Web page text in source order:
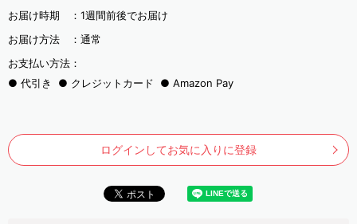
お届け時期 ： 1週間前後でお届け
お届け方法 ： 通常
お支払い方法：
代引き
クレジットカード Amazon Pay
ログインしてお気に入りに登録